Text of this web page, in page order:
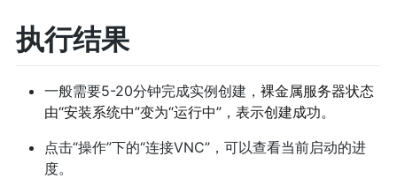
执行结果
一般需要5-20分钟完成实例创建， 裸金属服务器状态
由“安装系统中”变为“运行中”，表示创建成功。
点击“操作”下的“连接VNC”，可以查看当前启动的进
度。